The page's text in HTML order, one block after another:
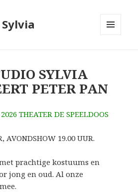
SYLVIA
PETER PAN
THEATER DE SPEELDOOS
AVONDSHOW 19.00 UUR.
prachtige kostuums en
jong en oud. Al onze